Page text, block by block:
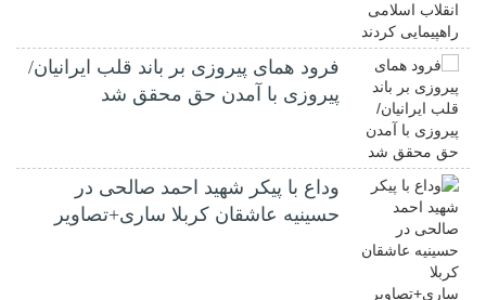
فرود همای پیروزی بر باند قلب ایرانیان/
پیروزی با آمدن حق محقق شد
وداع با پیکر شهید احمد صالحی‌ در
حسینیه عاشقان کربلا ساری+تصاویر